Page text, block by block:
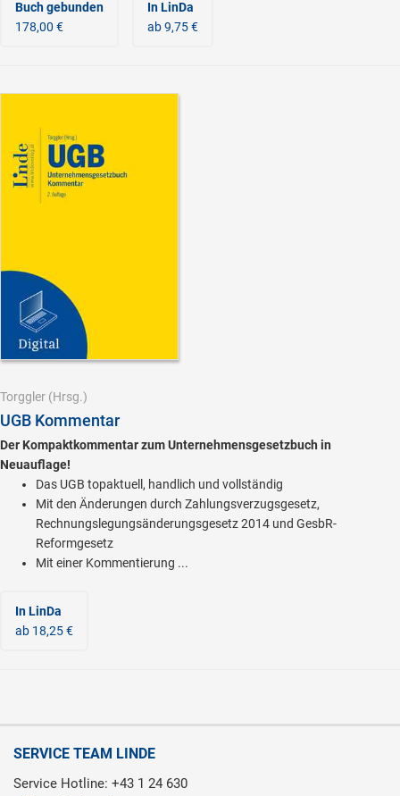
Buch gebunden
178,00 €
In LinDa
ab 9,75 €
Torggler (Hrsg.)
UGB Kommentar
Der Kompaktkommentar zum Unternehmensgesetzbuch in
Neuauflage!
Das UGB topaktuell, handlich und vollständig
Mit den Änderungen durch Zahlungsverzugsgesetz,
Rechnungslegungsänderungsgesetz 2014 und GesbR-
Reformgesetz
Mit einer Kommentierung ...
In LinDa
ab 18,25 €
SERVICE TEAM LINDE
Service Hotline: +43 1 24 630